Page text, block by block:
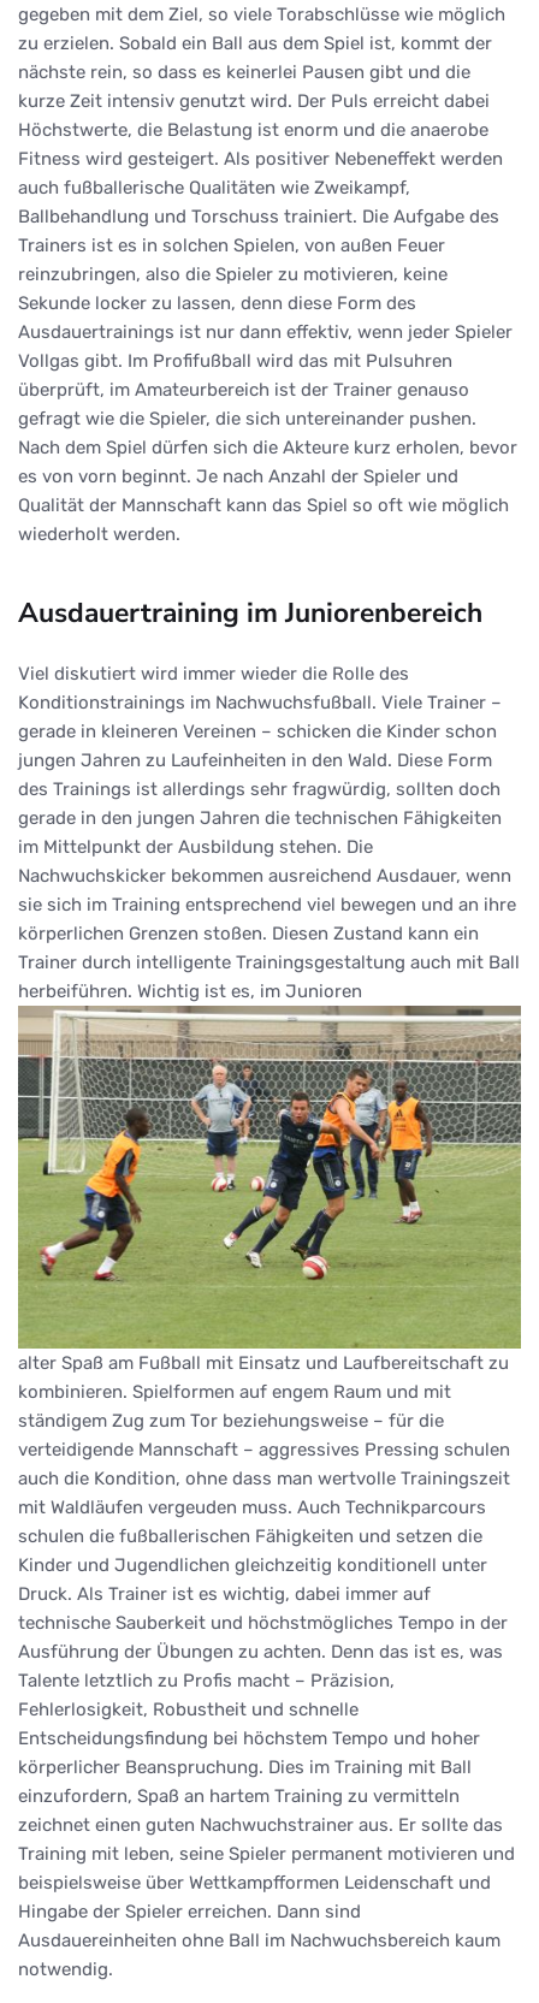
gegeben mit dem Ziel, so viele Torabschlüsse wie möglich
zu erzielen. Sobald ein Ball aus dem Spiel ist, kommt der
nächste rein, so dass es keinerlei Pausen gibt und die
kurze Zeit intensiv genutzt wird. Der Puls erreicht dabei
Höchstwerte, die Belastung ist enorm und die anaerobe
Fitness wird gesteigert. Als positiver Nebeneffekt werden
auch fußballerische Qualitäten wie Zweikampf,
Ballbehandlung und Torschuss trainiert. Die Aufgabe des
Trainers ist es in solchen Spielen, von außen Feuer
reinzubringen, also die Spieler zu motivieren, keine
Sekunde locker zu lassen, denn diese Form des
Ausdauertrainings ist nur dann effektiv, wenn jeder Spieler
Vollgas gibt. Im Profifußball wird das mit Pulsuhren
überprüft, im Amateurbereich ist der Trainer genauso
gefragt wie die Spieler, die sich untereinander pushen.
Nach dem Spiel dürfen sich die Akteure kurz erholen, bevor
es von vorn beginnt. Je nach Anzahl der Spieler und
Qualität der Mannschaft kann das Spiel so oft wie möglich
wiederholt werden.
Ausdauertraining im Juniorenbereich
Viel diskutiert wird immer wieder die Rolle des
Konditionstrainings im Nachwuchsfußball. Viele Trainer –
gerade in kleineren Vereinen – schicken die Kinder schon
jungen Jahren zu Laufeinheiten in den Wald. Diese Form
des Trainings ist allerdings sehr fragwürdig, sollten doch
gerade in den jungen Jahren die technischen Fähigkeiten
im Mittelpunkt der Ausbildung stehen. Die
Nachwuchskicker bekommen ausreichend Ausdauer, wenn
sie sich im Training entsprechend viel bewegen und an ihre
körperlichen Grenzen stoßen. Diesen Zustand kann ein
Trainer durch intelligente Trainingsgestaltung auch mit Ball
herbeiführen. Wichtig ist es, im Junioren
alter Spaß am Fußball mit Einsatz und Laufbereitschaft zu
kombinieren. Spielformen auf engem Raum und mit
ständigem Zug zum Tor beziehungsweise – für die
verteidigende Mannschaft – aggressives Pressing schulen
auch die Kondition, ohne dass man wertvolle Trainingszeit
mit Waldläufen vergeuden muss. Auch Technikparcours
schulen die fußballerischen Fähigkeiten und setzen die
Kinder und Jugendlichen gleichzeitig konditionell unter
Druck. Als Trainer ist es wichtig, dabei immer auf
technische Sauberkeit und höchstmögliches Tempo in der
Ausführung der Übungen zu achten. Denn das ist es, was
Talente letztlich zu Profis macht – Präzision,
Fehlerlosigkeit, Robustheit und schnelle
Entscheidungsfindung bei höchstem Tempo und hoher
körperlicher Beanspruchung. Dies im Training mit Ball
einzufordern, Spaß an hartem Training zu vermitteln
zeichnet einen guten Nachwuchstrainer aus. Er sollte das
Training mit leben, seine Spieler permanent motivieren und
beispielsweise über Wettkampfformen Leidenschaft und
Hingabe der Spieler erreichen. Dann sind
Ausdauereinheiten ohne Ball im Nachwuchsbereich kaum
notwendig.